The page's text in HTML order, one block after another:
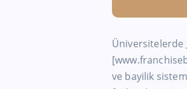
Üniversitelerde
ve bayilik